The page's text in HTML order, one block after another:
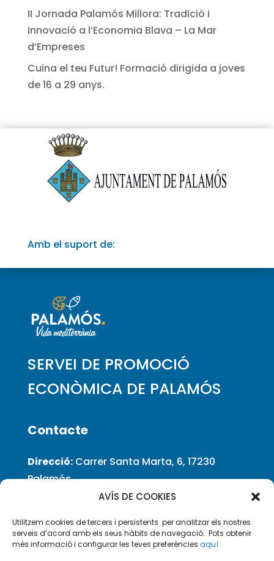
AVÍS DE COOKIES
Utilitzem cookies de tercers i persistents per analitzar els nostres
serveis d’acord amb els seus hàbits de navegació. Pots obtenir
més informació i configurar les teves preferències aquí
II Jornada Palamós Millora: Tradició i
Innovació a l’Economia Blava – La Mar
d’Empreses
Cuina el teu Futur! Formació dirigida a joves
de 16 a 29 anys.
Amb el suport de:
SERVEI DE PROMOCIÓ
ECONÒMICA DE PALAMÓS
Contacte
Direcció:Carrer Santa Marta, 6, 17230
Palamós
: 972 60 03 80
Horari d’atenció:Dl. a Dv: 10 a 14.00 h